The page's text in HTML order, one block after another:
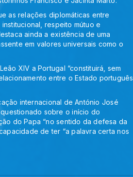
as relações diplomáticas entre
respeito mútuo e
ainda a existência de uma
em valores universais como o
XIV a Portugal “constituirá, sem
entre o Estado português
internacional de António José
sobre o início do
do Papa “no sentido da defesa da
de ter “a palavra certa nos